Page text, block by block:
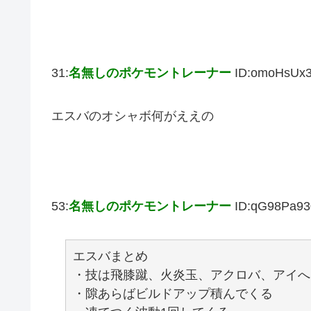
31:名無しのポケモントレーナー
エスバのオシャボ何がええの
53:名無しのポケモントレーナー
エスバまとめ
・技は飛膝蹴、火炎玉、アクロバ、アイへ
・隙あらばビルドアップ積んでくる